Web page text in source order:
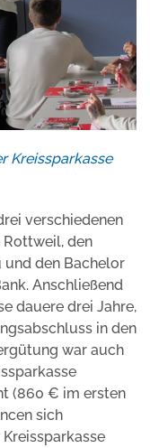
Kreissparkasse
verschiedenen
Rottweil, den
und den Bachelor
Anschließend
dauere drei Jahre,
in den
war auch
(860 € im ersten
sich